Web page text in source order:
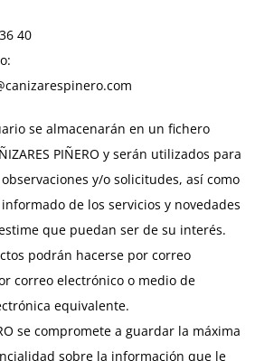
40
se almacenarán en un fichero
PIÑERO y serán utilizados para
y/o solicitudes, así como
de los servicios y novedades
que puedan ser de su interés.
podrán hacerse por correo
correo electrónico o medio de
equivalente.
se compromete a guardar la máxima
sobre la información que le